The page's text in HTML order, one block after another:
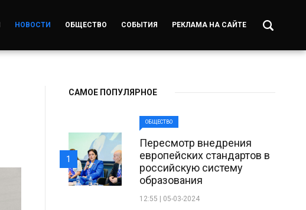
НОВОСТИ ОБЩЕСТВО СОБЫТИЯ РЕКЛАМА НА САЙТЕ
САМОЕ ПОПУЛЯРНОЕ
ОБЩЕСТВО
Пересмотр внедрения
европейских стандартов в
российскую систему
образования
12:55 | 05-03-2024
1